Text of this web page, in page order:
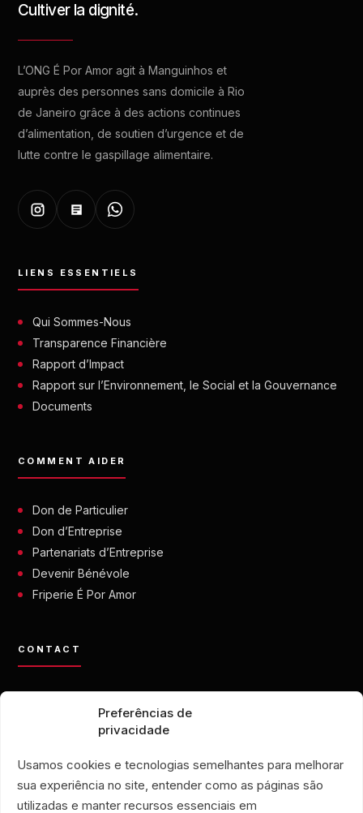
Preferências de
privacidade
Usamos cookies e tecnologias semelhantes para melhorar
sua experiência no site, entender como as páginas são
utilizadas e manter recursos essenciais em
Cultiver la dignité.
L’ONG É Por Amor agit à Manguinhos et
auprès des personnes sans domicile à Rio
de Janeiro grâce à des actions continues
d’alimentation, de soutien d’urgence et de
lutte contre le gaspillage alimentaire.
LIENS ESSENTIELS
Qui Sommes-Nous
Transparence Financière
Rapport d’Impact
Rapport sur l’Environnement, le Social et la Gouvernance
Documents
COMMENT AIDER
Don de Particulier
Don d’Entreprise
Partenariats d’Entreprise
Devenir Bénévole
Friperie É Por Amor
CONTACT
+55 21 99028-9090
ONG É POR AMOR
Manguinhos • Rio de Janeiro, Brésil
FRIPERIE É POR AMOR